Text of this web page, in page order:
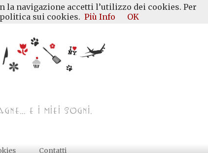
Contatti
navigazione accetti l’utilizzo dei cookies. Per
sui cookies. Più Info OK